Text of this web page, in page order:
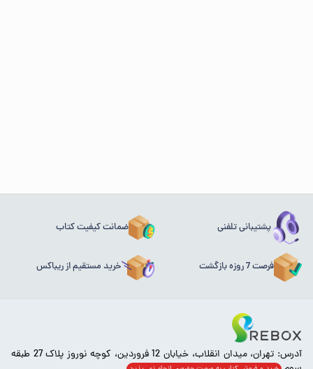
پشتیبانی تلفنی ضمانت کیفیت کتاب
فرصت 7 روزه بازگشت خرید مستقیم از ریباکس
آدرس: تهران، میدان انقلاب، خیابان 12 فروردین، کوچه نوروز پلاک 27 طبقه